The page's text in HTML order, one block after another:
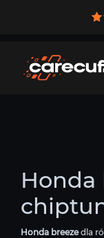
Honda
Honda breezedla